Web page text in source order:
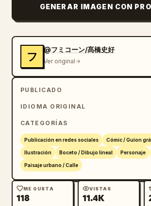
simples de palitos en negro,
naranja y rojo, además de
letrero rectangular azul y
letrero vertical blanco que dice
letrero azul pequeño, un letrero
dice “CAFE”, una señal redonda
estacionar, un letrero de tienda
texto pequeño ilegible y un
Utiliza mucho espacio en blanco,
enérgicos y garabateados,
imperfectas, una encantadora
fidelidad y una sensación de
editorial y lindo, manteniendo la
pulida e intencional.
GENERAR IMAGEN CON
フ
@フミコーン/髙橋史好
Ver original
PUBLICADO
IDIOMA ORIGINAL
CATEGORÍAS
Publicación en redes sociales Cómic / Guion
Ilustración Boceto / Dibujo lineal Personaje
Paisaje urbano / Calle
ME GUSTA
118
VISTAS
11.4K